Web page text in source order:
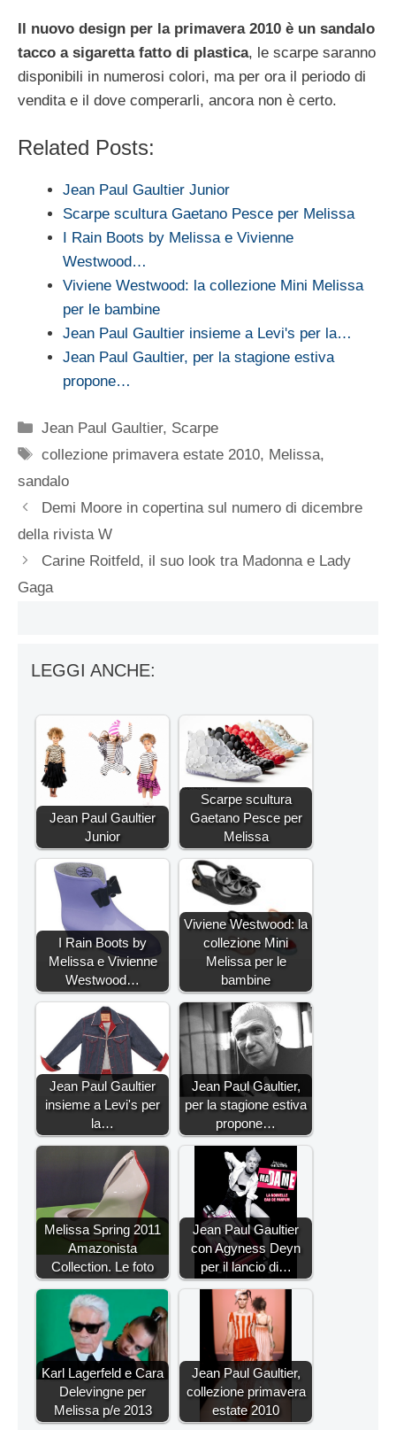
Il nuovo design per la primavera 2010 è un sandalo
tacco a sigaretta fatto di plastica, le scarpe saranno
disponibili in numerosi colori, ma per ora il periodo di
vendita e il dove comperarli, ancora non è certo.
Related Posts:
Jean Paul Gaultier Junior
Scarpe scultura Gaetano Pesce per Melissa
I Rain Boots by Melissa e Vivienne
Westwood…
Viviene Westwood: la collezione Mini Melissa
per le bambine
Jean Paul Gaultier insieme a Levi's per la…
Jean Paul Gaultier, per la stagione estiva
propone…
Categorie
Jean Paul Gaultier, Scarpe
Tag
collezione primavera estate 2010, Melissa,
sandalo
Demi Moore in copertina sul numero di dicembre
della rivista W
Carine Roitfeld, il suo look tra Madonna e Lady
Gaga
LEGGI ANCHE:
Jean Paul Gaultier
Junior
Scarpe scultura
Gaetano Pesce per
Melissa
I Rain Boots by
Melissa e Vivienne
Westwood…
Viviene Westwood: la
collezione Mini
Melissa per le
bambine
Jean Paul Gaultier
insieme a Levi's per
la…
Jean Paul Gaultier,
per la stagione estiva
propone…
Melissa Spring 2011
Amazonista
Collection. Le foto
Jean Paul Gaultier
con Agyness Deyn
per il lancio di…
Karl Lagerfeld e Cara
Delevingne per
Melissa p/e 2013
Jean Paul Gaultier,
collezione primavera
estate 2010